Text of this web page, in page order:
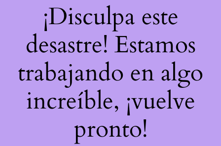
¡Disculpa este
desastre! Estamos
trabajando en algo
increíble, ¡vuelve
pronto!